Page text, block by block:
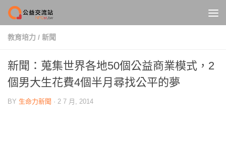
Skip to content
教育培力 / 新聞
新聞：蒐集世界各地50個公益商業模式，2
個男大生花費4個半月尋找公平的夢
BY 生命力新聞 · 2 7 月, 2014